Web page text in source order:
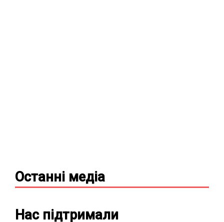
Останні медіа
Нас підтримали